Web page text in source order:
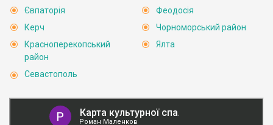
Євпаторія
Керч
Красноперекопський
район
Севастополь
Феодосія
Чорноморський район
Ялта